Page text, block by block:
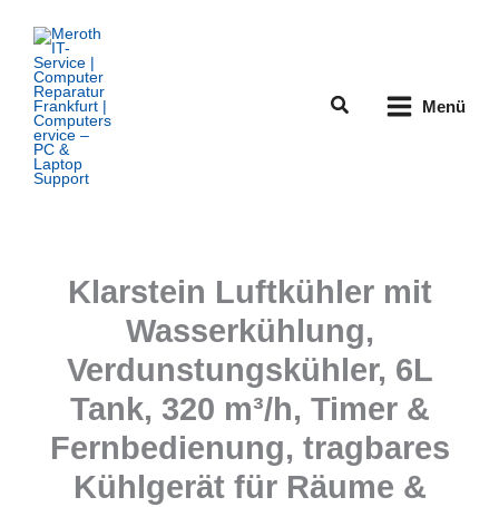
Inhalt
springen
Suchen Menü
Klarstein Luftkühler mit
Wasserkühlung,
Verdunstungskühler, 6L
Tank, 320 m³/h, Timer &
Fernbedienung, tragbares
Kühlgerät für Räume &